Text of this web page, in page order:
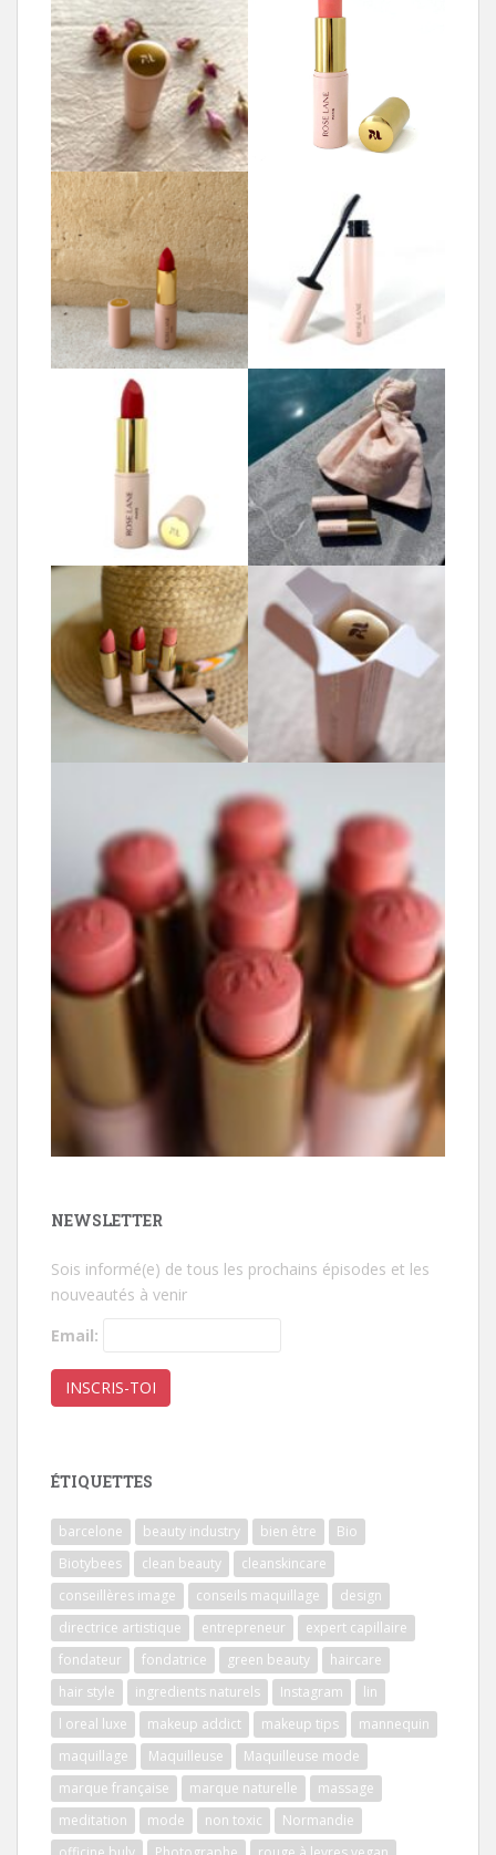
NEWSLETTER
Sois informé(e) de tous les prochains épisodes et les
nouveautés à venir
Email:
ÉTIQUETTES
barcelone beauty industry bien être
Bio
Biotybees
clean beauty
cleanskincare
conseillères image
conseils maquillage
design
directrice artistique
entrepreneur
expert capillaire
fondateur
fondatrice green beauty
haircare
hair style
ingredients naturels Instagram
lin
l oreal luxe
makeup addict makeup tips
mannequin
maquillage
Maquilleuse
Maquilleuse mode
marque française
marque naturelle
massage
meditation
mode non toxic
Normandie